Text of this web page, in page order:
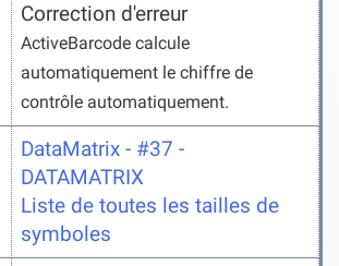
Correction d'erreur
ActiveBarcode calcule
automatiquement le chiffre de
contrôle automatiquement.
DataMatrix - #37 -
DATAMATRIX
Liste de toutes les tailles de
symboles